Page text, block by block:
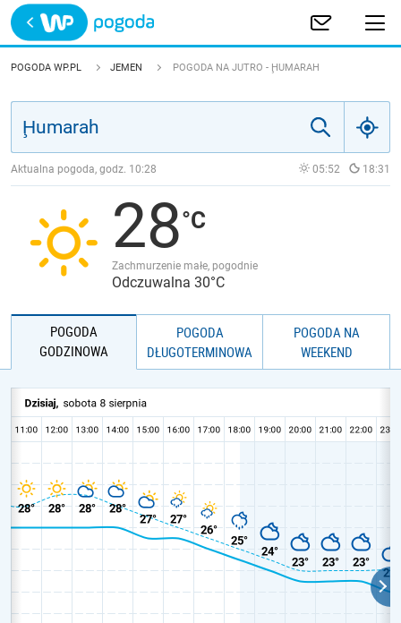
Trwa ładowanie
POLSKA
JAKOŚĆ POWIETRZA
POGODA WP.PL JEMEN POGODA NA JUTRO - ḨUMARAH
Aktualna pogoda, godz. 10:28 05:52 18:31
28
Zachmurzenie małe, pogodnie
Odczuwalna 30°C
POGODA
GODZINOWA
POGODA
DŁUGOTERMINOWA
POGODA NA
WEEKEND